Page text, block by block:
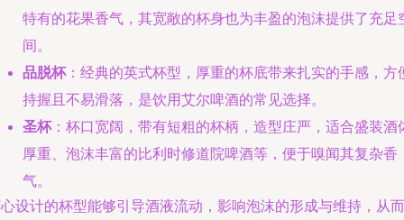
特有的花果香气，其宽敞的杯身也为丰盈的泡沫提供了充足
间。
品脱杯：经典的英式杯型，厚重的杯底带来扎实的手感，方
持握且不易滑落，是饮用艾尔啤酒的常见选择。
圣杯：杯口宽阔，带有短粗的杯柄，造型庄严，适合盛装酒
厚重、泡沫丰富的比利时修道院啤酒等，便于嗅闻其复杂香
气。
设计的杯型能够引导酒液流动，影响泡沫的形成与维持，从而